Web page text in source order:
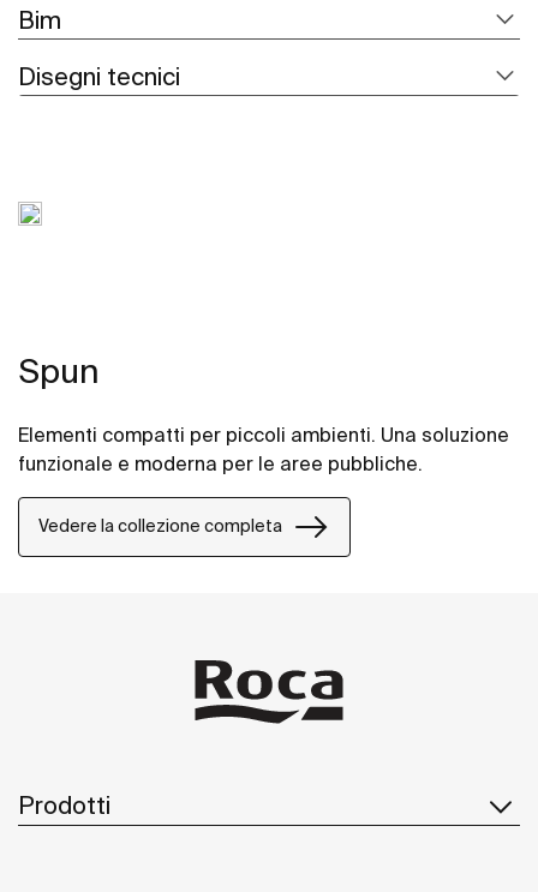
Bim
Disegni tecnici
Spun
Elementi compatti per piccoli ambienti. Una soluzione
funzionale e moderna per le aree pubbliche.
Vedere la collezione completa
Prodotti